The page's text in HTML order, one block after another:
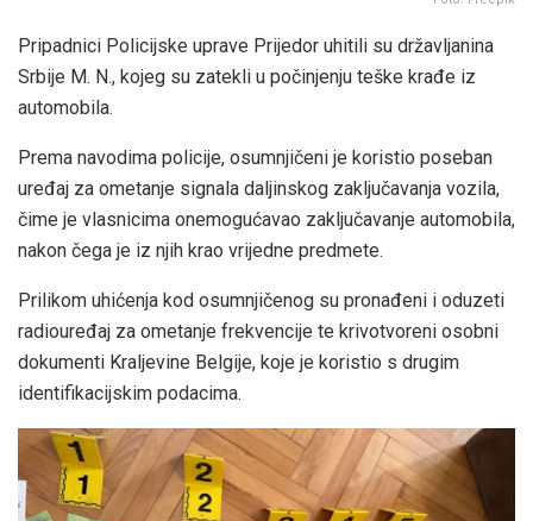
Pripadnici Policijske uprave Prijedor uhitili su državljanina
Srbije M. N., kojeg su zatekli u počinjenju teške krađe iz
automobila.
Prema navodima policije, osumnjičeni je koristio poseban
uređaj za ometanje signala daljinskog zaključavanja vozila,
čime je vlasnicima onemogućavao zaključavanje automobila,
nakon čega je iz njih krao vrijedne predmete.
Prilikom uhićenja kod osumnjičenog su pronađeni i oduzeti
radiouređaj za ometanje frekvencije te krivotvoreni osobni
dokumenti Kraljevine Belgije, koje je koristio s drugim
identifikacijskim podacima.